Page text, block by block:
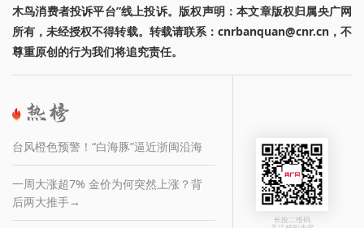
木鸟消费者投诉平台”线上投诉。版权声明：本文章版权归属央广网
所有，未经授权不得转载。转载请联系：cnrbanquan@cnr.cn，不
尊重原创的行为我们将追究责任。
台风橙色预警！“白海豚”逼近浙闽沿海
一周大涨超7% 金价为何突然上涨？背
后两大推手→
长按二维码